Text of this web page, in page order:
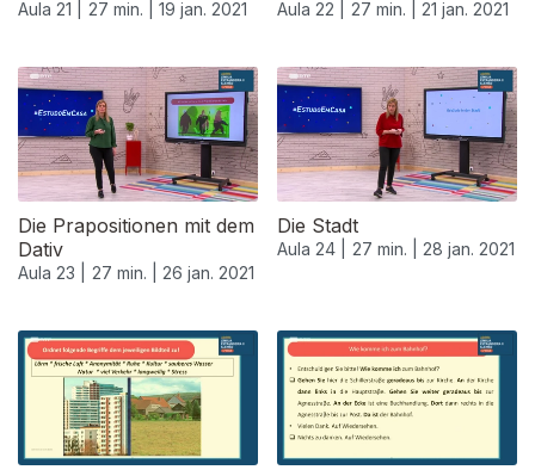
Aula 21 | 27 min. | 19 jan. 2021 Aula 22 | 27 min. | 21 jan. 2021
Die Prapositionen mit dem
Dativ
Aula 23 | 27 min. | 26 jan. 2021
Die Stadt
Aula 24 | 27 min. | 28 jan. 2021
520671